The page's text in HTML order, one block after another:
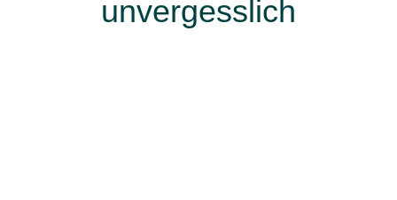
unvergesslich